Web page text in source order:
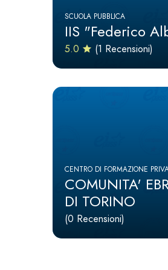
SCUOLA PUBBLICA
IIS "Federico
5.0 (1 Recensioni)
CENTRO DI FORMAZIONE
COMUNITA'
DI TORINO
(0 Recensioni)